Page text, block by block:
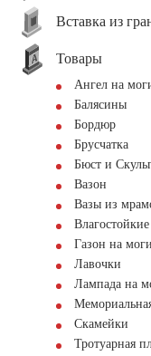
Вставка из
Товары
Ангел на
Балясины
Бордюр
Брусчатка
Бюст и
Вазон
Вазы из
Газон на
Лавочки
Лампада на
Скамейки
Тротуарная